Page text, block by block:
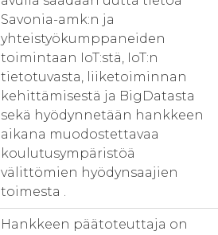
Savonia-amk:n ja
yhteistyökumppaneiden
toimintaan IoT:stä, IoT:n
tietotuvasta, liiketoiminnan
kehittämisestä ja BigDatasta
sekä hyödynnetään hankkeen
aikana muodostettavaa
koulutusympäristöä
välittömien hyödynsaajien
toimesta .
Hankkeen päätoteuttaja on